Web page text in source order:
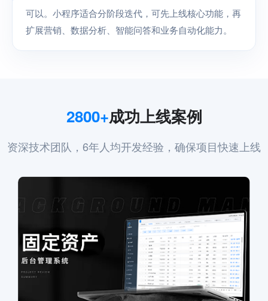
可以。小程序适合分阶段迭代，可先上线核心功能，再
扩展营销、数据分析、智能问答和业务自动化能力。
2800+成功上线案例
资深技术团队，6年人均开发经验，确保项目快速上线